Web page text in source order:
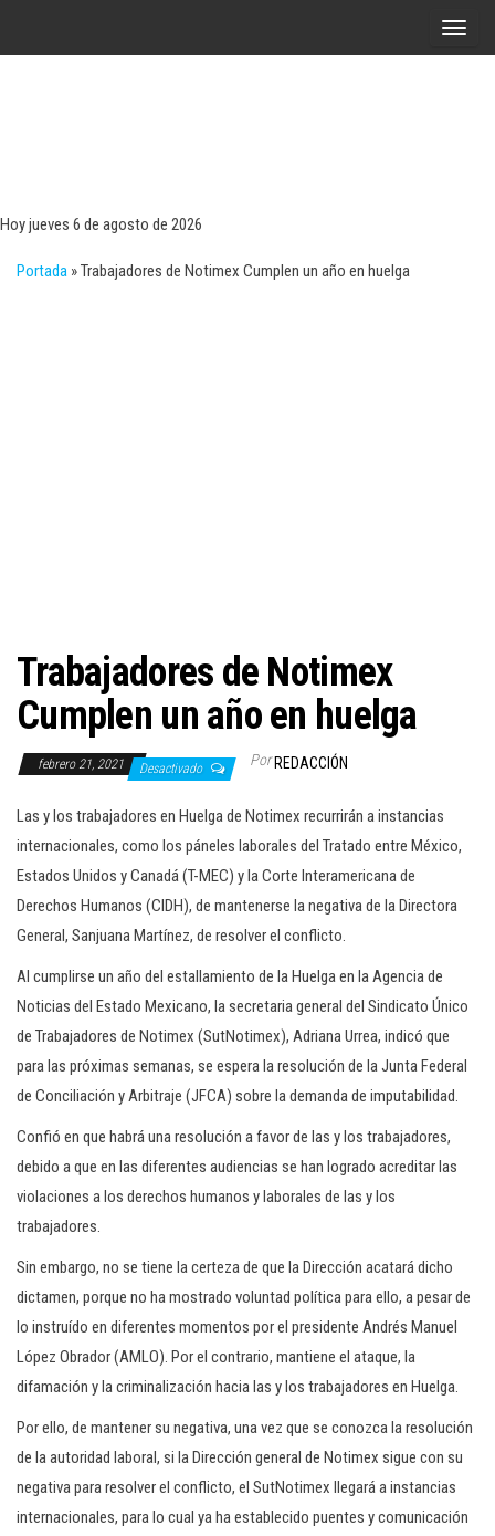
A
Hoy jueves 6 de agosto de 2026
Portada »Trabajadores de Notimex Cumplen un año en huelga
Trabajadores de Notimex
Cumplen un año en huelga
febrero 21, 2021 Desactivado Por REDACCIÓN
Las y los trabajadores en Huelga de Notimex recurrirán a instancias
internacionales, como los páneles laborales del Tratado entre México,
Estados Unidos y Canadá (T-MEC) y la Corte Interamericana de
Derechos Humanos (CIDH), de mantenerse la negativa de la Directora
General, Sanjuana Martínez, de resolver el conflicto.
Al cumplirse un año del estallamiento de la Huelga en la Agencia de
Noticias del Estado Mexicano, la secretaria general del Sindicato Único
de Trabajadores de Notimex (SutNotimex), Adriana Urrea, indicó que
para las próximas semanas, se espera la resolución de la Junta Federal
de Conciliación y Arbitraje (JFCA) sobre la demanda de imputabilidad.
Confió en que habrá una resolución a favor de las y los trabajadores,
debido a que en las diferentes audiencias se han logrado acreditar las
violaciones a los derechos humanos y laborales de las y los
trabajadores.
Sin embargo, no se tiene la certeza de que la Dirección acatará dicho
dictamen, porque no ha mostrado voluntad política para ello, a pesar de
lo instruído en diferentes momentos por el presidente Andrés Manuel
López Obrador (AMLO). Por el contrario, mantiene el ataque, la
difamación y la criminalización hacia las y los trabajadores en Huelga.
Por ello, de mantener su negativa, una vez que se conozca la resolución
de la autoridad laboral, si la Dirección general de Notimex sigue con su
negativa para resolver el conflicto, el SutNotimex llegará a instancias
internacionales, para lo cual ya ha establecido puentes y comunicación